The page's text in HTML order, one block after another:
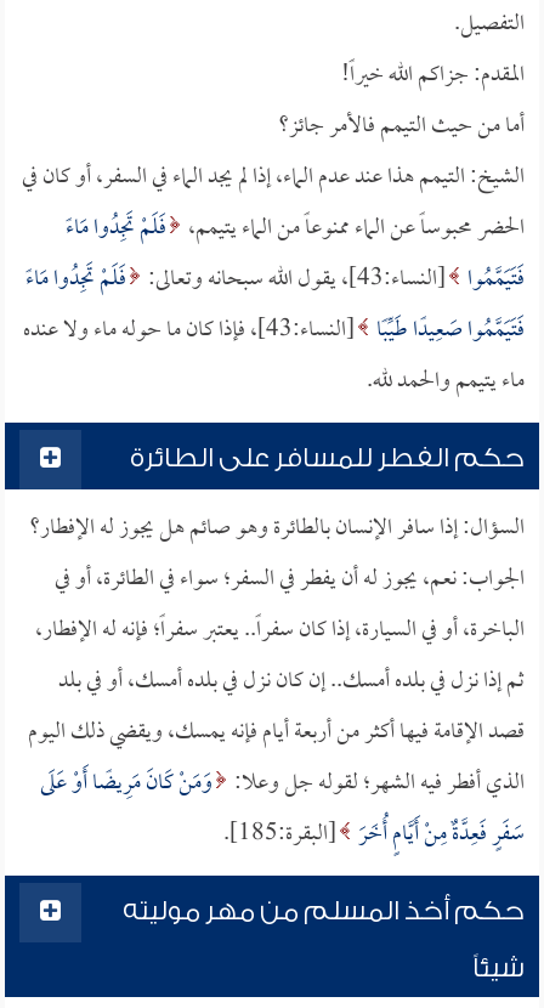
التفصيل.
المقدم: جزاكم الله خيراً!
أما من حيث التيمم فالأمر جائز؟
الشيخ: التيمم هذا عند عدم الماء، إذا لم يجد الماء في السفر، أو كان في
الحضر محبوساً عن الماء ممنوعاً من الماء يتيمم، فَلَمْ تَجِدُوا مَاءً
فَتَيَمَّمُوا [النساء:43]، يقول الله سبحانه وتعالى:
فَلَمْ تَجِدُوا مَاءً
فَتَيَمَّمُوا صَعِيدًا طَيِّبًا
[النساء:43]، فإذا كان ما حوله ماء ولا عنده
ماء يتيمم والحمد لله.
حكم الفطر للمسافر على الطائرة
السؤال: إذا سافر الإنسان بالطائرة وهو صائم هل يجوز له الإفطار؟
الجواب: نعم، يجوز له أن يفطر في السفر؛ سواء في الطائرة، أو في
الباخرة، أو في السيارة، إذا كان سفراً.. يعتبر سفراً؛ فإنه له الإفطار،
ثم إذا نزل في بلده أمسك.. إن كان نزل في بلده أمسك، أو في بلد
قصد الإقامة فيها أكثر من أربعة أيام فإنه يمسك، ويقضي ذلك اليوم
الذي أفطر فيه الشهر؛ لقوله جل وعلا: وَمَنْ كَانَ مَرِيضًا أَوْ عَلَى
سَفَرٍ فَعِدَّةٌ مِنْ أَيَّامٍ أُخَرَ [البقرة:185].
حكم أخذ المسلم من مهر موليته
شيئاً